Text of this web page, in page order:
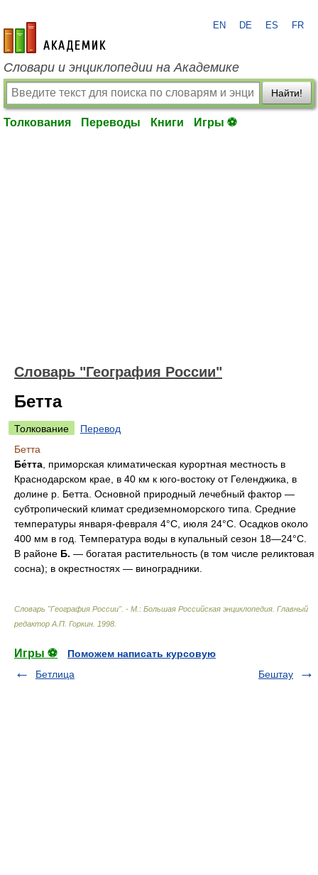
academic.ru
EN DE ES FR
Словари и энциклопедии на Академике
Найти!
Толкования Переводы Книги Игры ⚽
Словарь "География России"
Бетта
Толкование
Перевод
Бетта
Бе́тта , приморская климатическая курортная местность в
Краснодарском крае, в 40 км к юго-востоку от Геленджика, в
долине р. Бетта. Основной природный лечебный фактор —
субтропический климат средиземноморского типа. Средние
температуры января-февраля 4°С, июля 24°С. Осадков около
400 мм в год. Температура воды в купальный сезон 18—24°С.
В районе Б. — богатая растительность (в том числе реликтовая
сосна); в окрестностях — виноградники.
Словарь "География России". - М.: Большая Российская энциклопедия Главный
редактор А.П. Горкин 1998
Игры ⚽
Поможем написать курсовую
Бетлица
Бештау